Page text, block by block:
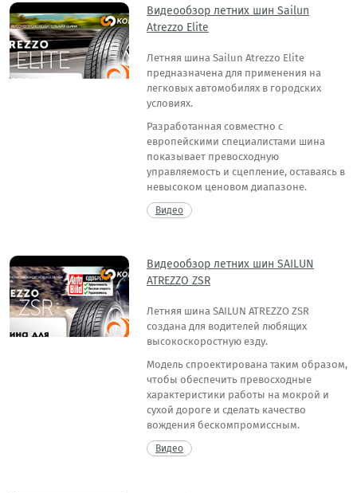
Видеообзор летних шин Sailun
Atrezzo Elite
Летняя шина Sailun Atrezzo Elite
предназначена для применения на
легковых автомобилях в городских
условиях.
Разработанная совместно с
европейскими специалистами шина
показывает превосходную
управляемость и сцепление, оставаясь в
невысоком ценовом диапазоне.
Видео
Видеообзор летних шин SAILUN
ATREZZO ZSR
Летняя шина SAILUN ATREZZO ZSR
создана для водителей любящих
высокоскоростную езду.
Модель спроектирована таким образом,
чтобы обеспечить превосходные
характеристики работы на мокрой и
сухой дороге и сделать качество
вождения бескомпромиссным.
Видео